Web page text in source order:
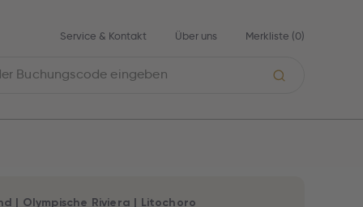
Service & Kontakt Über uns Merkliste (0)
| Olympische Riviera | Litochoro